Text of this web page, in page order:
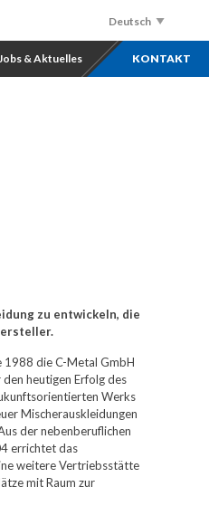
Deutsch
Nederlands
& Aktuelles KONTAKT
zu entwickeln, die
1988 die C-Metal GmbH
heutigen Erfolg des
Werks
Mischerauskleidungen
der nebenberuflichen
errichtet das
weitere Vertriebsstätte
mit Raum zur